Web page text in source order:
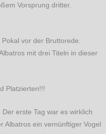
Vorsprung dritter.
vor der Bruttorede.
mit drei Titeln in dieser
Platzierten!!!
erste Tag war es wirklich
Albatros ein vernünftiger Vogel